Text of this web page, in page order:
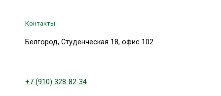
Контакты
Белгород, Студенческая 18, офис 102
+7 (910) 328-82-34